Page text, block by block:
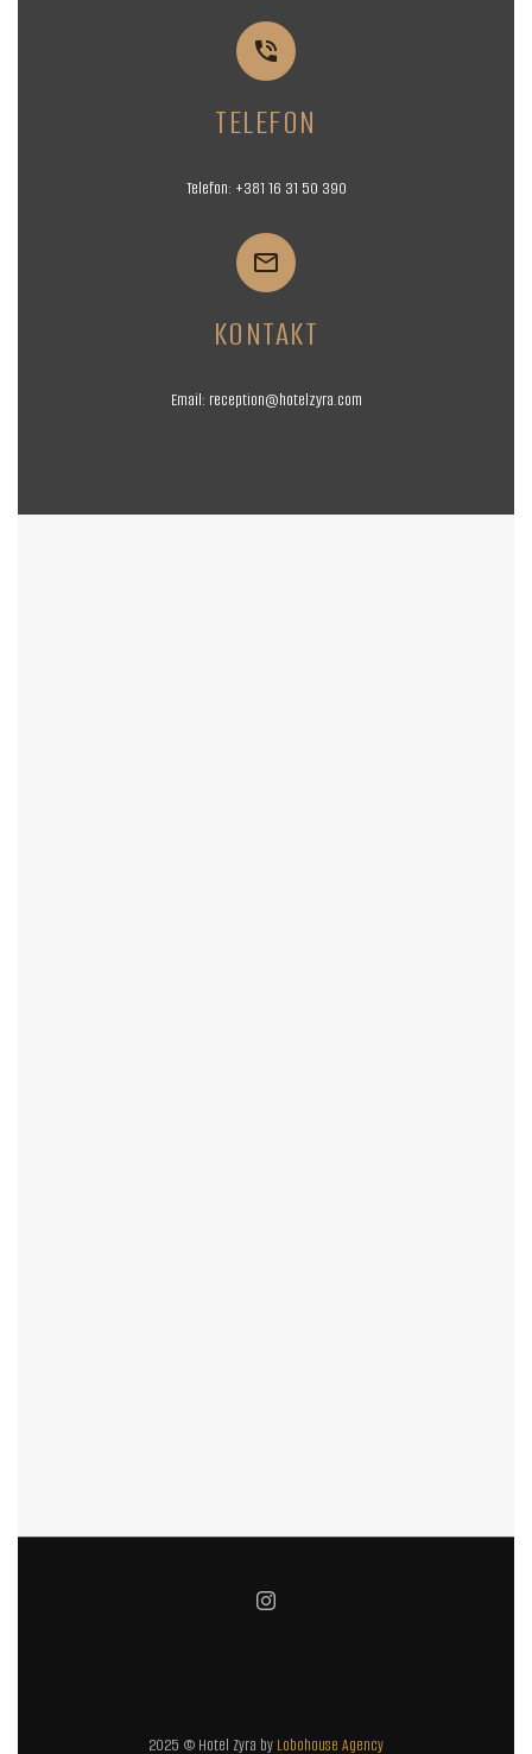


TELEFON
Telefon: +381 16 31 50 390


KONTAKT
Email: reception@hotelzyra.com
2025 © Hotel Zyra by Lobohouse Agency